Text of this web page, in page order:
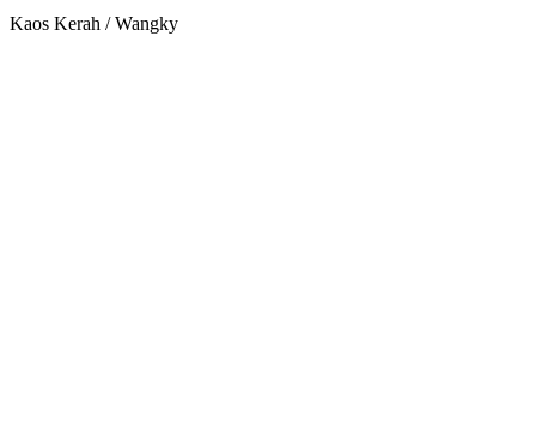
Kaos Kerah / Wangky